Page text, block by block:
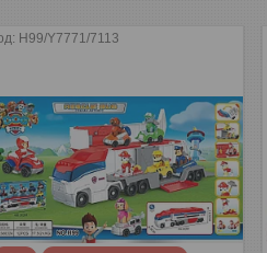
H99/Y7771/7113